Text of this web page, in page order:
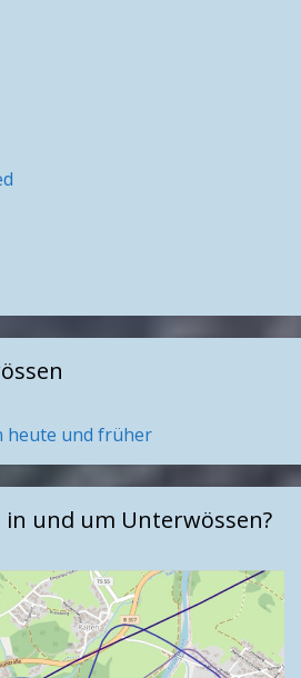
heute und früher
in und um Unterwössen?